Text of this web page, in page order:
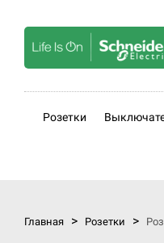
Розетки
Главная > Розетки >